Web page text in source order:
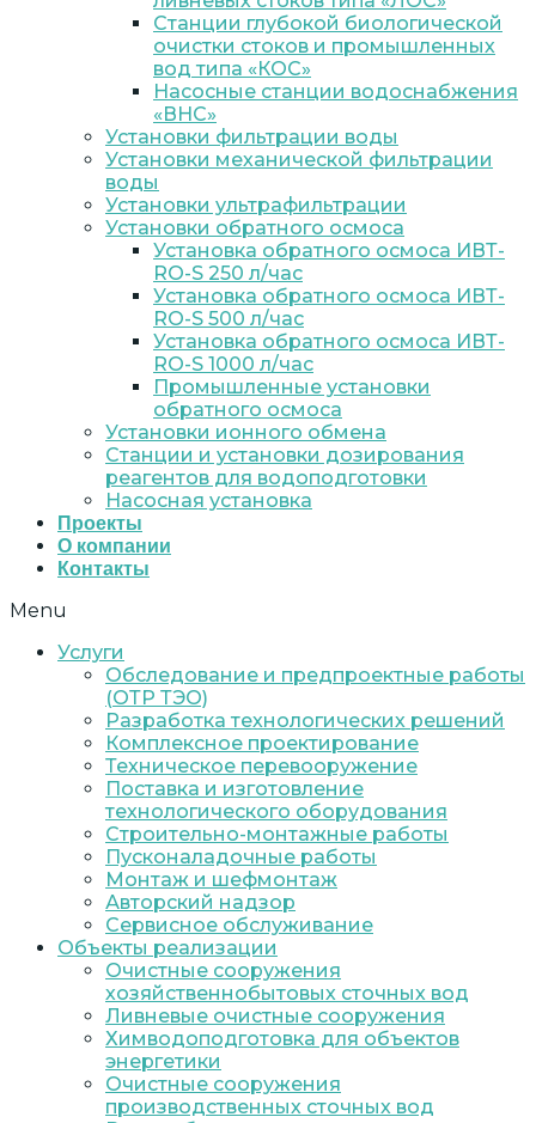
Станции глубокой биологической
очистки стоков и промышленных
вод типа «КОС»
Насосные станции водоснабжения
«ВНС»
Установки фильтрации воды
Установки механической фильтрации
воды
Установки ультрафильтрации
Установки обратного осмоса
Установка обратного осмоса ИВТ-
RO-S 250 л/час
Установка обратного осмоса ИВТ-
RO-S 500 л/час
Установка обратного осмоса ИВТ-
RO-S 1000 л/час
Промышленные установки
обратного осмоса
Установки ионного обмена
Станции и установки дозирования
реагентов для водоподготовки
Насосная установка
Проекты
О компании
Контакты
Menu
Услуги
Обследование и предпроектные работы
(ОТР ТЭО)
Разработка технологических решений
Комплексное проектирование
Техническое перевооружение
Поставка и изготовление
технологического оборудования
Строительно-монтажные работы
Пусконаладочные работы
Монтаж и шефмонтаж
Авторский надзор
Сервисное обслуживание
Объекты реализации
Очистные сооружения
хозяйственнобытовых сточных вод
Ливневые очистные сооружения
Химводоподготовка для объектов
энергетики
Очистные сооружения
производственных сточных вод